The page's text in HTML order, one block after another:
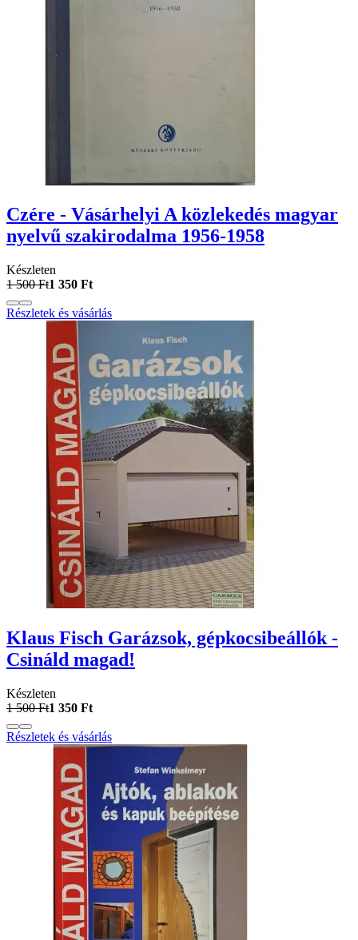
Czére - Vásárhelyi A közlekedés magyar
nyelvű szakirodalma 1956-1958
Készleten
1 500 Ft1 350 Ft
Részletek és vásárlás
Klaus Fisch Garázsok, gépkocsibeállók -
Csináld magad!
Készleten
1 500 Ft1 350 Ft
Részletek és vásárlás